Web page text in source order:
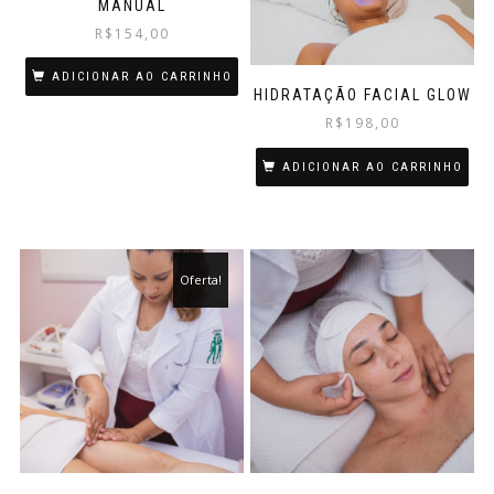
MANUAL
R$ 154,00
ADICIONAR AO CARRINHO
HIDRATAÇÃO FACIAL GLOW
R$ 198,00
ADICIONAR AO CARRINHO
Oferta!